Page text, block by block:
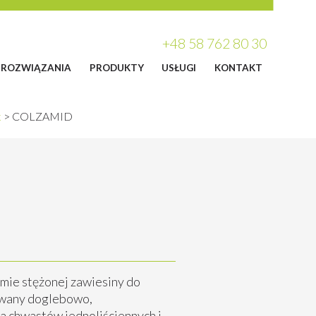
+48 58 762 80 30
ROZWIĄZANIA PRODUKTY USŁUGI KONTAKT
> COLZAMID
stężonej zawiesiny do
doglebowo,